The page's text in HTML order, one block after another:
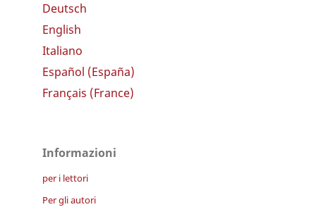
Deutsch
English
Italiano
Español (España)
Français (France)
Informazioni
per i lettori
Per gli autori